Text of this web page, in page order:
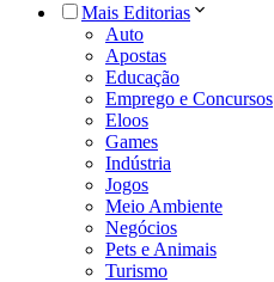
Mais Editorias
Auto
Apostas
Educação
Emprego e Concursos
Eloos
Games
Indústria
Jogos
Meio Ambiente
Negócios
Pets e Animais
Turismo